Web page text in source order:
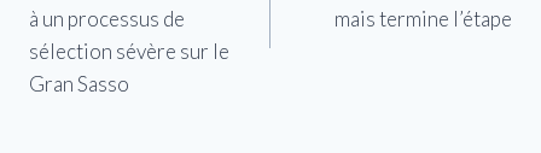
l’article
à un processus de
sélection sévère sur le
Gran Sasso
mais termine l’étape